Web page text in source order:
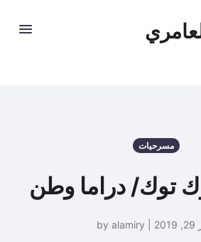
مسرحيات
توك/ دراما وطن